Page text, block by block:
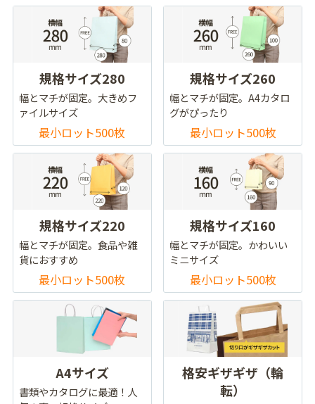
規格サイズ280
幅とマチが固定。大きめフ
ァイルサイズ
最小ロット500枚
規格サイズ260
幅とマチが固定。A4カタロ
グがぴったり
最小ロット500枚
規格サイズ220
幅とマチが固定。食品や雑
貨におすすめ
最小ロット500枚
規格サイズ160
幅とマチが固定。かわいい
ミニサイズ
最小ロット500枚
A4サイズ
書類やカタログに最適！人
格安ギザギザ（輪
転）